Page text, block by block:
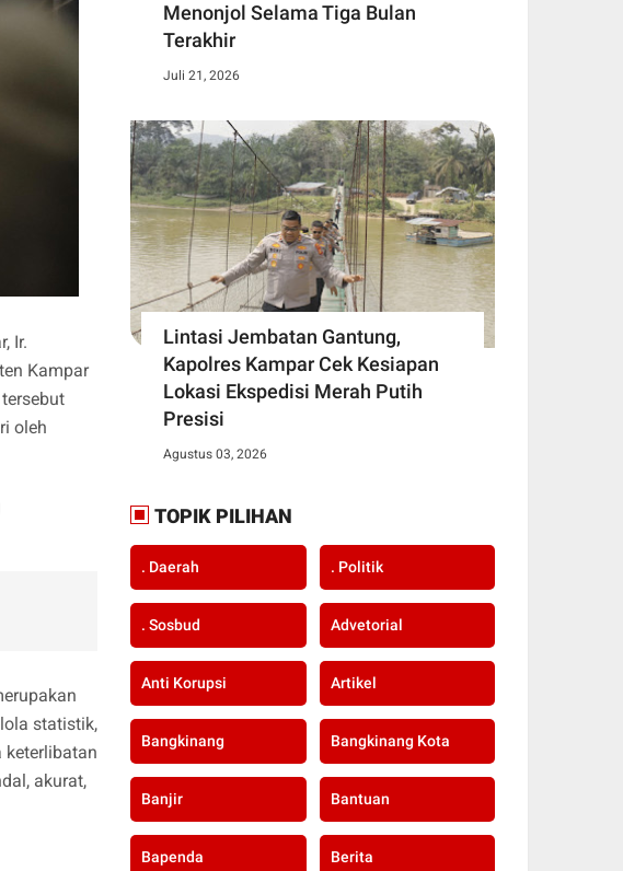
Ir.
Kampar
oleh
statistik,
keterlibatan
akurat,
Menonjol Selama Tiga Bulan
Terakhir
Juli 21, 2026
Lintasi Jembatan Gantung,
Kapolres Kampar Cek Kesiapan
Lokasi Ekspedisi Merah Putih
Presisi
Agustus 03, 2026
TOPIK PILIHAN
. Daerah . Politik
. Sosbud Advetorial
Anti Korupsi Artikel
Bangkinang Bangkinang Kota
Banjir Bantuan
Bapenda Berita